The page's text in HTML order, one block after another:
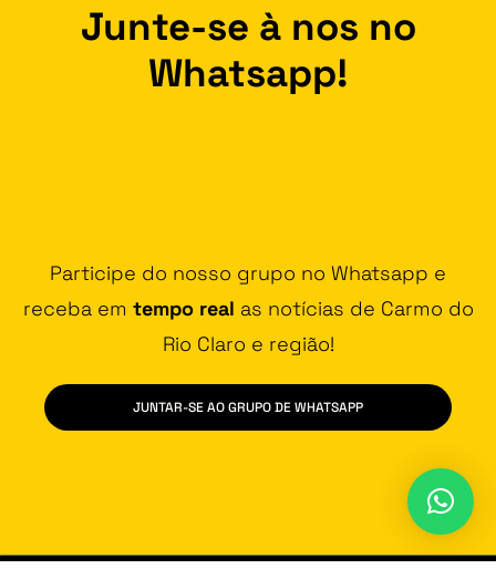
Junte-se à nos no
Whatsapp!
Participe do nosso grupo no Whatsapp e
receba em tempo real as notícias de Carmo do
Rio Claro e região!
JUNTAR-SE AO GRUPO DE WHATSAPP